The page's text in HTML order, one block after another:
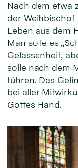
Nach dem etwa
der Weihbischof
Leben aus dem
Man solle es
Gelassenheit,
solle nach dem
führen. Das
bei aller
Gottes Hand.